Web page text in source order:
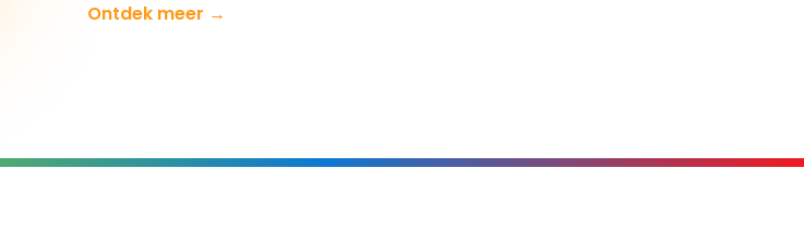
Ontdek meer →